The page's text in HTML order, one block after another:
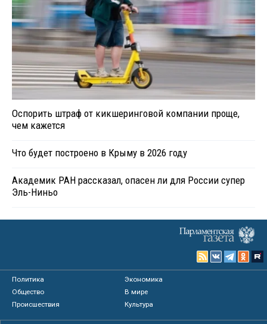
Оспорить штраф от кикшеринговой компании проще,
чем кажется
Что будет построено в Крыму в 2026 году
Академик РАН рассказал, опасен ли для России супер
Эль-Ниньо
Политика
Экономика
Общество
В мире
Происшествия
Культура